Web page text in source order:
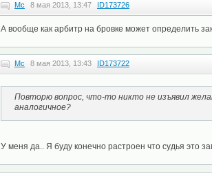
Mc 8 мая 2013, 13:47 ID173726
А вообще как арбитр на бровке может определить
Mc 8 мая 2013, 13:43 ID173722
Повторю вопрос, что-то никто не изъявил
аналогичное?
У меня да.. Я буду конечно растроен что судья это